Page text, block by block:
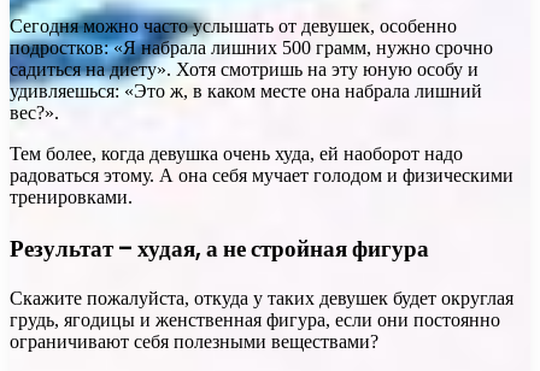
Сегодня можно часто услышать от девушек, особенно
подростков: «Я набрала лишних 500 грамм, нужно срочно
садиться на диету». Хотя смотришь на эту юную особу и
удивляешься: «Это ж, в каком месте она набрала лишний
вес?».
Тем более, когда девушка очень худа, ей наоборот надо
радоваться этому. А она себя мучает голодом и физическими
тренировками.
Результат – худая, а не стройная фигура
Скажите пожалуйста, откуда у таких девушек будет округлая
грудь, ягодицы и женственная фигура, если они постоянно
ограничивают себя полезными веществами?